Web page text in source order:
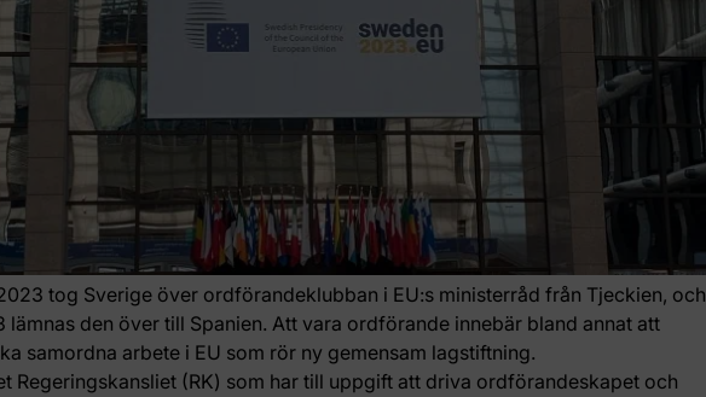
tog Sverige över ordförandeklubban i EU:s ministerråd från Tjeckien, och
lämnas den över till Spanien. Att vara ordförande innebär bland annat att
samordna arbete i EU som rör ny gemensam lagstiftning.
Regeringskansliet (RK) som har till uppgift att driva ordförandeskapet och